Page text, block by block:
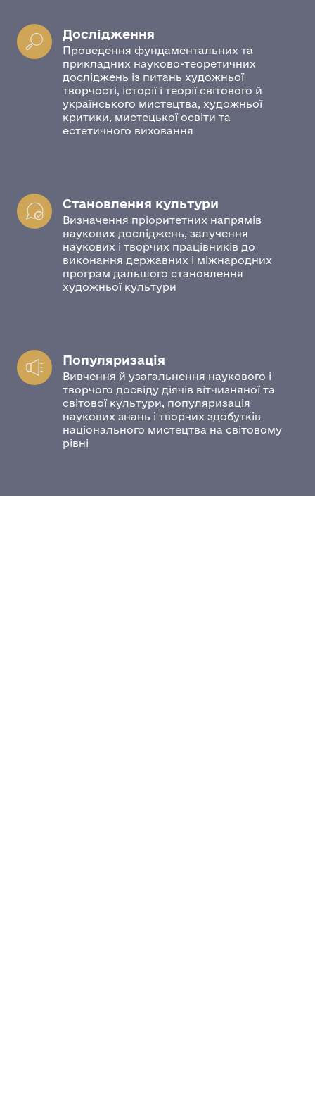
Дослідження
Проведення фундаментальних та
прикладних науково-теоретичних
досліджень із питань художньої
творчості, історії і теорії світового й
українського мистецтва, художньої
критики, мистецької освіти та
естетичного виховання
Становлення культури
Визначення пріоритетних напрямів
наукових досліджень, залучення
наукових і творчих працівників до
виконання державних і міжнародних
програм дальшого становлення
художньої культури
Популяризація
Вивчення й узагальнення наукового і
творчого досвіду діячів вітчизняної та
світової культури, популяризація
наукових знань і творчих здобутків
національного мистецтва на світовому
рівні